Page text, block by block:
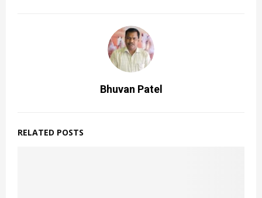
Bhuvan Patel
RELATED POSTS